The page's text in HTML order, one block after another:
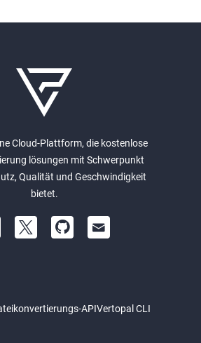
Cloud-Plattform, die kostenlose
lösungen mit Schwerpunkt
Qualität und Geschwindigkeit
bietet.
APIVertopal CLI